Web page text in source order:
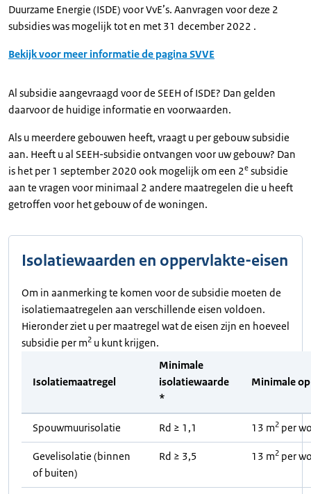
Duurzame Energie (ISDE) voor VvE’s. Aanvragen voor deze 2
subsidies was mogelijk tot en met 31 december 2022 .
Bekijk voor meer informatie de pagina SVVE
Al subsidie aangevraagd voor de SEEH of ISDE? Dan gelden
daarvoor de huidige informatie en voorwaarden.
Als u meerdere gebouwen heeft, vraagt u per gebouw subsidie
aan. Heeft u al SEEH-subsidie ontvangen voor uw gebouw? Dan
is het per 1 september 2020 ook mogelijk om een 2e subsidie
aan te vragen voor minimaal 2 andere maatregelen die u heeft
getroffen voor het gebouw of de woningen.
Isolatiewaarden en oppervlakte-eisen
Om in aanmerking te komen voor de subsidie moeten de
isolatiemaatregelen aan verschillende eisen voldoen.
Hieronder ziet u per maatregel wat de eisen zijn en hoeveel
subsidie per m2 u kunt krijgen.
Isolatiemaatregel
Minimale
isolatiewaarde
*
Minimale
Spouwmuurisolatie Rd ≥ 1,1 13 m2 per
Gevelisolatie (binnen
of buiten)
Rd ≥ 3,5 13 m2 per